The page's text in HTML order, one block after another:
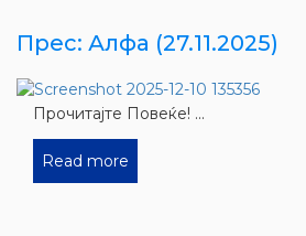
Прес: Алфа (27.11.2025)
Прочитајте Повеќе! ...
Read more